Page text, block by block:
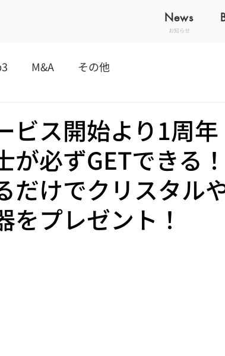
News
お知らせ
M&A その他
ビス開始より1周
が必ずGETできる
だけでクリスタル
をプレゼント！